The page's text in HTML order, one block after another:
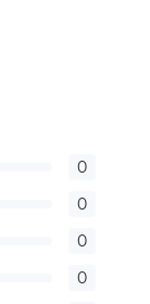
0
0
0
0